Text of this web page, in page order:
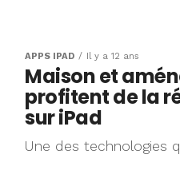
APPS IPAD Il y a 12 ans
Maison et
profitent de la
sur iPad
Une des technologies